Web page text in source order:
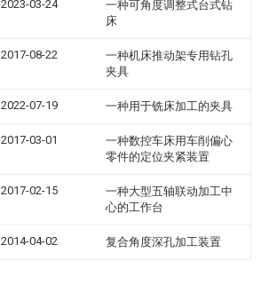
2023-03-24
一种可角度调整式台式钻
床
2017-08-22
一种机床推动架专用钻孔
夹具
2022-07-19 一种用于铣床加工的夹具
2017-03-01
一种数控车床用车削偏心
零件的定位夹紧装置
2017-02-15
一种大型五轴联动加工中
心的工作台
2014-04-02 复合角度深孔加工装置